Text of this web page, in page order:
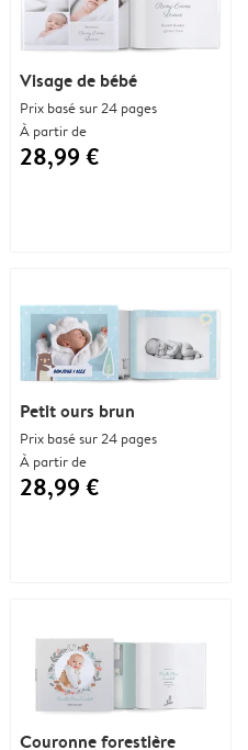
Visage de bébé
Prix basé sur 24 pages
À partir de
28,99 €
Couronne forestière
Petit ours brun
Prix basé sur 24 pages
À partir de
28,99 €